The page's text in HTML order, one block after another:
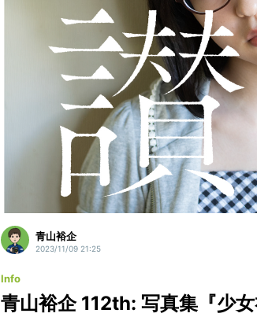
青山裕企
2023/11/09 21:25
Info
青山裕企 112th: 写真集『少